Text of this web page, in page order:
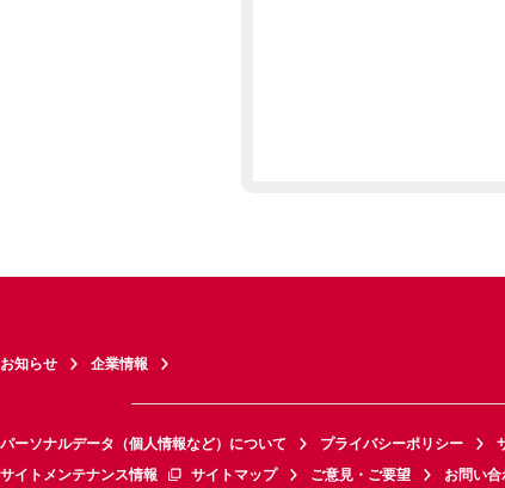
お知らせ 企業情報
パーソナルデータ（個人情報など）について プライバシーポリシー
サイトメンテナンス情報
サイトマップ ご意見・ご要望 お問い合